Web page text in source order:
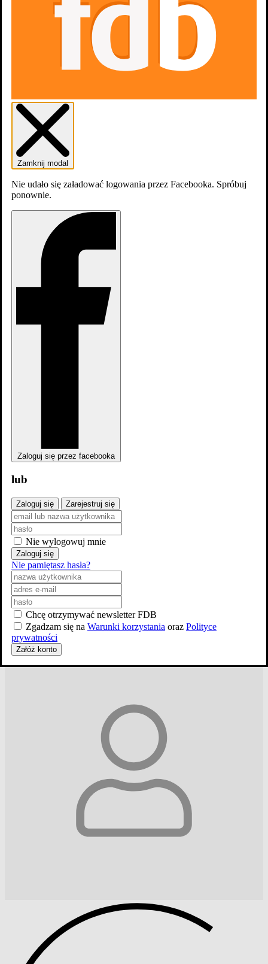
dodajobsadę
zobaczpełnąobsadę
Zamknij modal
Nie udało się załadować logowania przez Facebooka. Spróbuj
ponownie.
Zaloguj się przez facebooka
lub
Zaloguj się Zarejestruj się
Nie wylogowuj mnie
Zaloguj się
Nie pamiętasz hasła?
Chcę otrzymywać newsletter FDB
Zgadzam się na Warunki korzystania oraz Polityce
prywatności
Załóż konto